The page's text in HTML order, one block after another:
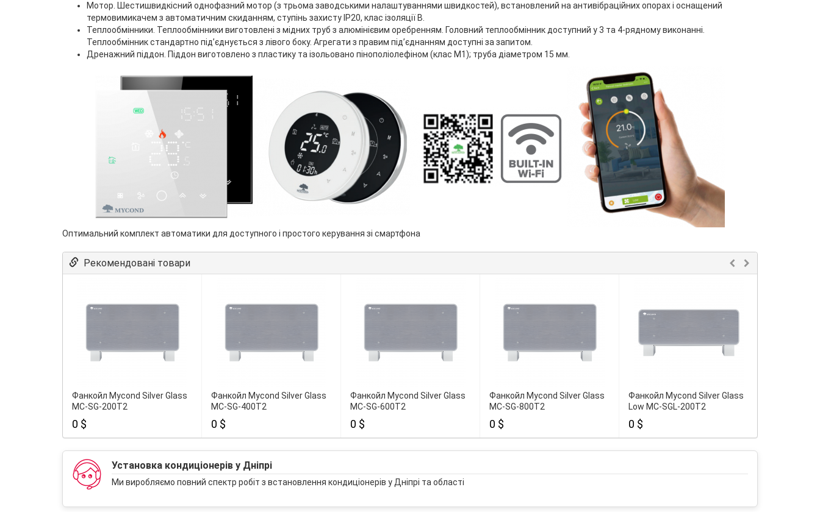
Мотор. Шестишвидкісний однофазний мотор (з трьома заводськими налаштуваннями швидкостей), встановлений на антивібраційних опорах і оснащений
термовимикачем з автоматичним скиданням, ступінь захисту IP20, клас ізоляції B.
Теплообмінники. Теплообмінники виготовлені з мідних труб з алюмінієвим оребренням. Головний теплообмінник доступний у 3 та 4-рядному виконанні.
Теплообмінник стандартно під’єднується з лівого боку. Агрегати з правим під’єднанням доступні за запитом.
Дренажний піддон. Піддон виготовлено з пластику та ізольовано пінополіолефіном (клас М1); труба діаметром 15 мм.
Оптимальний комплект автоматики для доступного і простого керування зі смартфона
Рекомендовані товари
Фанкойл Mycond Silver Glass
MC-SG-200T2
0 $
Фанкойл Mycond Silver Glass
MC-SG-400T2
0 $
Фанкойл Mycond Silver Glass
MC-SG-600T2
0 $
Фанкойл Mycond Silver Glass
MC-SG-800T2
0 $
Фанкойл Mycond Silver Glass
Low MC-SGL-200T2
0 $
Установка кондиціонерів у Дніпрі
Ми виробляємо повний спектр робіт з встановлення кондиціонерів у Дніпрі та області